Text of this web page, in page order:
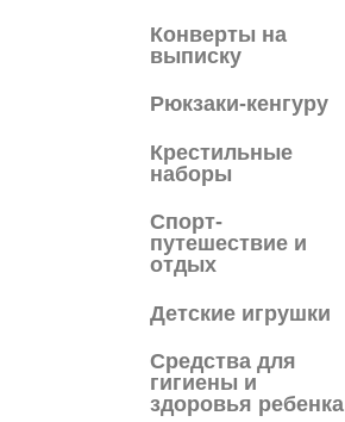
Конверты на
выписку
Рюкзаки-кенгуру
Крестильные
наборы
Спорт-
путешествие и
отдых
Детские игрушки
Средства для
гигиены и
здоровья ребенка